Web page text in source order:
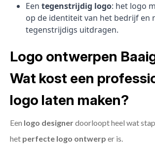
Een tegenstrijdig logo: het logo
op de identiteit van het bedrijf en
tegenstrijdigs uitdragen.
Logo ontwerpen
Wat kost een
logo laten maken?
Een logo designerdoorloopt heel wat
het perfecte logo ontwerp er is.